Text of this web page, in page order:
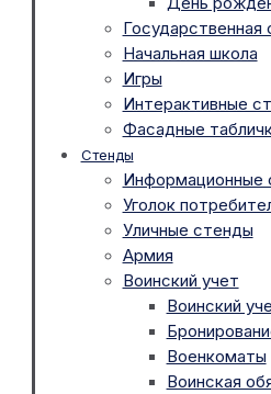
Государственная
Начальная школа
Игры
Интерактивные
Фасадные
Стенды
Информационные
Уголок
Уличные стенды
Армия
Воинский учет
Воинский
Военкоматы
Воинская